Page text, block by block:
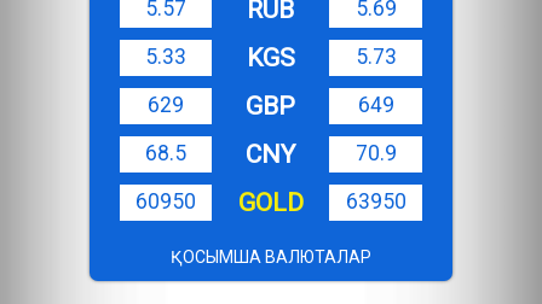
5.57 RUB
5.69
5.33
KGS
5.73
629
GBP
649
68.5
CNY
70.9
60950
GOLD 63950
ҚОСЫМША ВАЛЮТАЛАР